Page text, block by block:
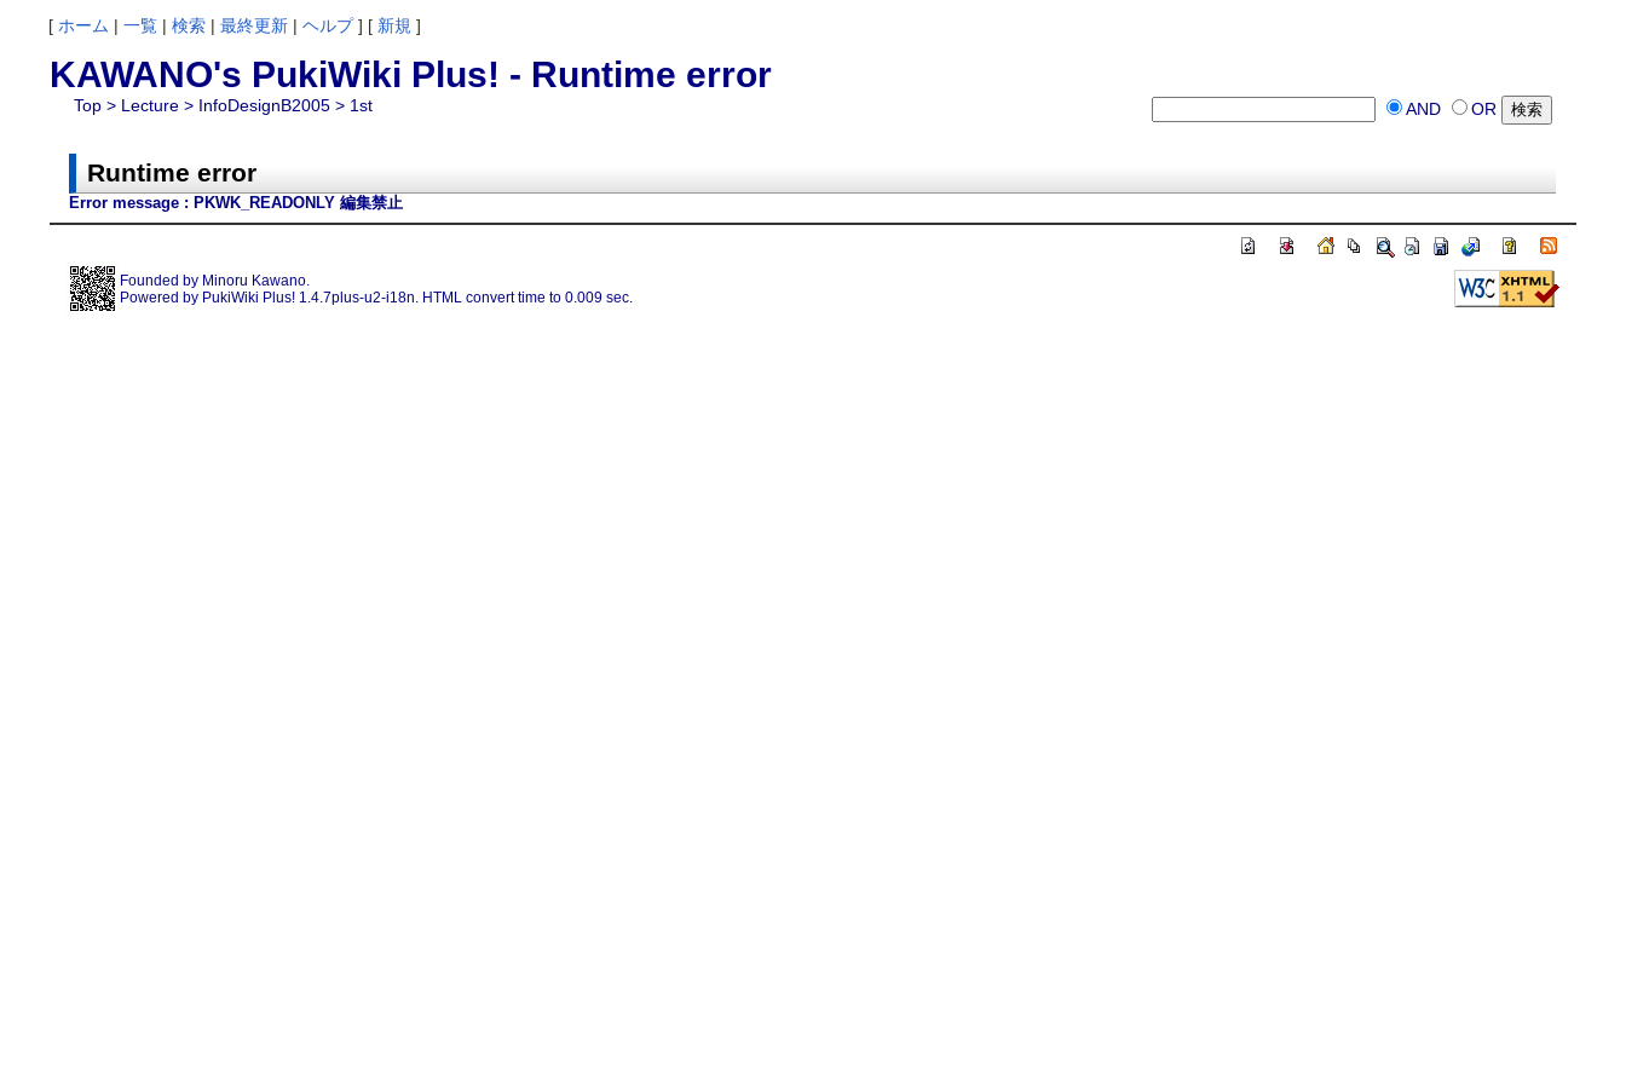
[ ホーム | 一覧| 検索| 最終更新| ヘルプ] [ 新規 ]
KAWANO's PukiWiki Plus! - Runtime error
Top > Lecture > InfoDesignB2005 > 1st AND OR
Runtime error
Error message : PKWK_READONLY 編集禁止
Founded by Minoru Kawano.
Powered by PukiWiki Plus! 1.4.7plus-u2-i18n. HTML convert time to 0.009 sec.